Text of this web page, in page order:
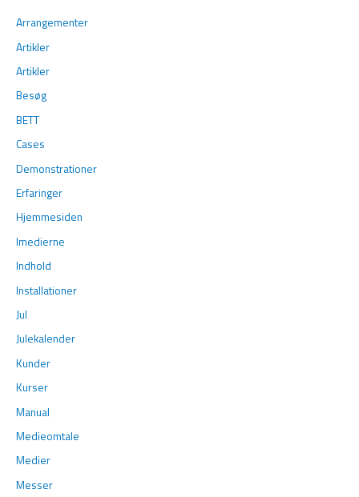
Arrangementer
Artikler
Artikler
Besøg
BETT
Cases
Demonstrationer
Erfaringer
Hjemmesiden
Imedierne
Indhold
Installationer
Jul
Julekalender
Kunder
Kurser
Manual
Medieomtale
Medier
Messer